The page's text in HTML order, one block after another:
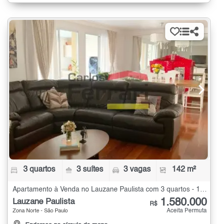
3 quartos 3 suítes 3 vagas 142 m²
Lauzane Paulista
Zona Norte - São Paulo
R$ 1.580.000
Aceita Permuta